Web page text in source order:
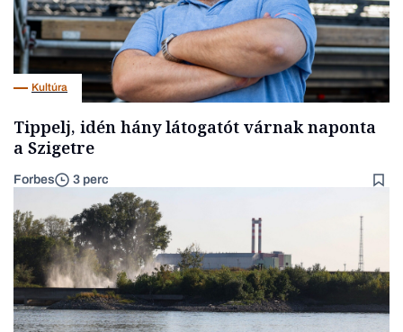
Kultúra
Tippelj, idén hány látogatót várnak naponta
a Szigetre
Forbes 3 perc